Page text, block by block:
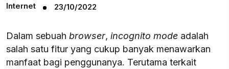
Internet 23/10/2022
Dalam sebuah browser, incognito mode adalah
salah satu fitur yang cukup banyak menawarkan
manfaat bagi penggunanya. Terutama terkait